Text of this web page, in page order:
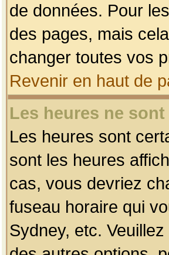
de données. Pour
des pages, mais
changer toutes vos
Revenir en haut de
Les heures ne
Les heures sont
sont les heures
cas, vous devriez
fuseau horaire qui
Sydney, etc.